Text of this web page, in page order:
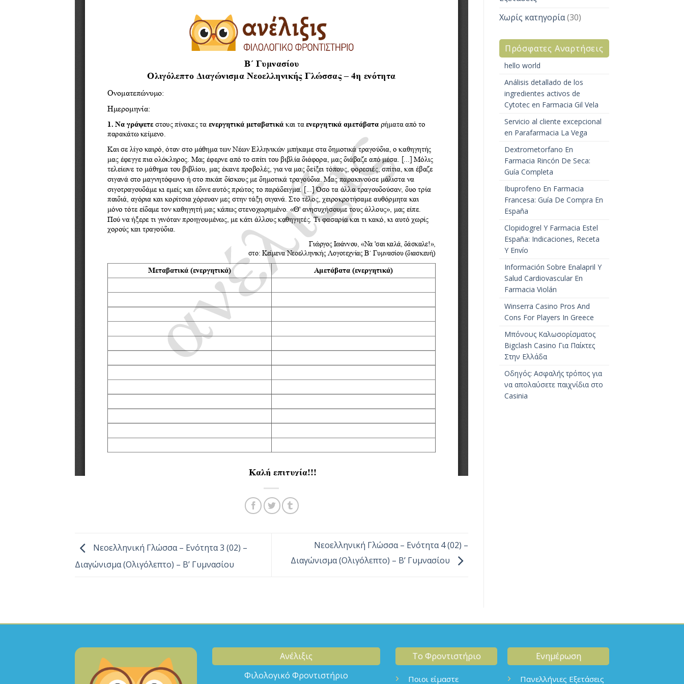
Νεοελληνική Γλώσσα – Ενότητα 3 (02) –
Διαγώνισμα (Ολιγόλεπτο) – Β’ Γυμνασίου
Νεοελληνική Γλώσσα – Ενότητα 4 (02) –
Διαγώνισμα (Ολιγόλεπτο) – Β’ Γυμνασίου
Χωρίς κατηγορία(30)
Πρόσφατες Αναρτήσεις
hello world
Análisis detallado de los
ingredientes activos de
Cytotec en Farmacia Gil Vela
Servicio al cliente excepcional
en Parafarmacia La Vega
Dextrometorfano En
Farmacia Rincón De Seca:
Guía Completa
Ibuprofeno En Farmacia
Francesa: Guía De Compra En
España
Clopidogrel Y Farmacia Estel
España: Indicaciones, Receta
Y Envío
Información Sobre Enalapril Y
Salud Cardiovascular En
Farmacia Violán
Winserra Casino Pros And
Cons For Players In Greece
Μπόνους Καλωσορίσματος
Bigclash Casino Για Παίκτες
Στην Ελλάδα
Οδηγός: Ασφαλής τρόπος για
να απολαύσετε παιχνίδια στο
Casinia
Ανέλιξις
Φιλολογικό Φροντιστήριο
Το Φροντιστήριο
Ποιοι είμαστε
Ενημέρωση
Πανελλήνιες Εξετάσεις